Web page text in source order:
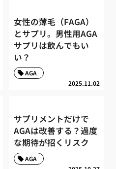
女性の薄毛（FAGA）
とサプリ。男性用AGA
サプリは飲んでもい
い？
2025.11.02
AGA
サプリメントだけで
AGAは改善する？過度
な期待が招くリスク
AGA